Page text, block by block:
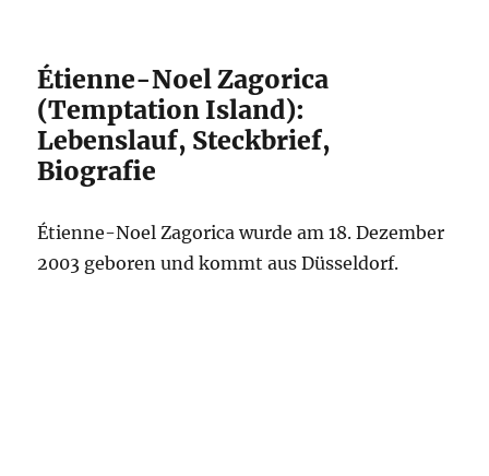
Étienne-Noel Zagorica
(Temptation Island):
Lebenslauf, Steckbrief,
Biografie
Étienne-Noel Zagorica wurde am 18. Dezember
2003 geboren und kommt aus Düsseldorf.